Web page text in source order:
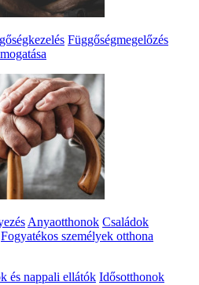
Függőségmegelőzés
Anyaotthonok Családok
Fogyatékos személyek otthona
és nappali ellátók Idősotthonok